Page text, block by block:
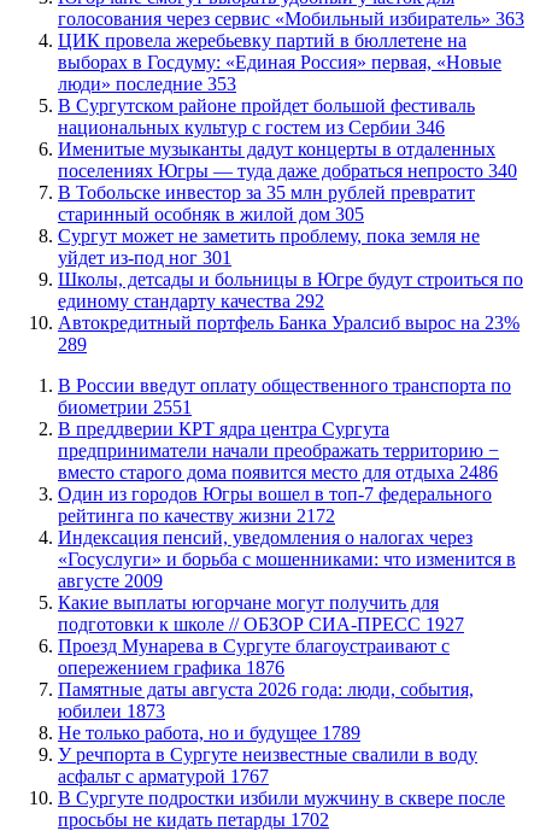
голосования через сервис «Мобильный избиратель» 363
ЦИК провела жеребьевку партий в бюллетене на
выборах в Госдуму: «Единая Россия» первая, «Новые
люди» последние 353
В Сургутском районе пройдет большой фестиваль
национальных культур с гостем из Сербии 346
Именитые музыканты дадут концерты в отдаленных
поселениях Югры — туда даже добраться непросто 340
В Тобольске инвестор за 35 млн рублей превратит
старинный особняк в жилой дом 305
Сургут может не заметить проблему, пока земля не
уйдет из-под ног 301
Школы, детсады и больницы в Югре будут строиться по
единому стандарту качества 292
​Автокредитный портфель Банка Уралсиб вырос на 23%
289
В России введут оплату общественного транспорта по
биометрии 2551
​В преддверии КРТ ядра центра Сургута
предприниматели начали преображать территорию −
вместо старого дома появится место для отдыха 2486
Один из городов Югры вошел в топ-7 федерального
рейтинга по качеству жизни 2172
​Индексация пенсий, уведомления о налогах через
«Госуслуги» и борьба с мошенниками: что изменится в
августе 2009
Какие выплаты югорчане могут получить для
подготовки к школе // ОБЗОР СИА-ПРЕСС 1927
​Проезд Мунарева в Сургуте благоустраивают с
опережением графика 1876
​Памятные даты августа 2026 года: люди, события,
юбилеи 1873
​Не только работа, но и будущее 1789
​У речпорта в Сургуте неизвестные свалили в воду
асфальт с арматурой 1767
В Сургуте подростки избили мужчину в сквере после
просьбы не кидать петарды 1702